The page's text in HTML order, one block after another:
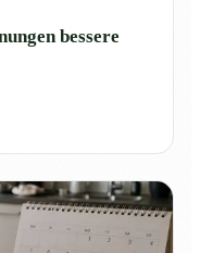
bessere